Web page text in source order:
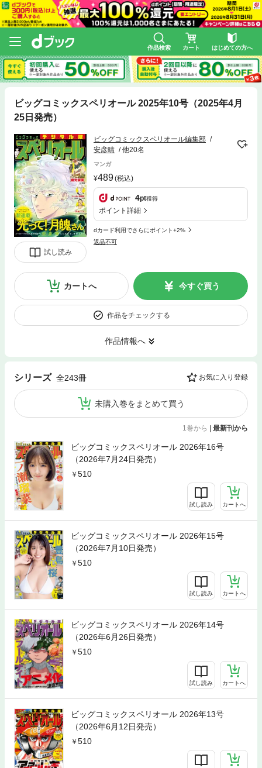
作品検索 カート はじめての方へ
ビッグコミックスペリオール 2025年10号（2025年4月
25日発売）
試し読み
ビッグコミックスペリオール編集部
安彦晴
他20名
マンガ
489(税込)
4pt獲得
ポイント詳細
dカード利用でさらにポイント+2%
返品不可
カートへ 今すぐ買う
作品をチェックする
作品情報へ
シリーズ 全243冊 お気に入り登録
未購入巻をまとめて買う
1巻から | 最新刊から
ビッグコミックスペリオール 2026年16号
（2026年7月24日発売）
510
試し読み カートへ
ビッグコミックスペリオール 2026年15号
（2026年7月10日発売）
510
試し読み カートへ
ビッグコミックスペリオール 2026年14号
（2026年6月26日発売）
510
試し読み カートへ
ビッグコミックスペリオール 2026年13号
（2026年6月12日発売）
510